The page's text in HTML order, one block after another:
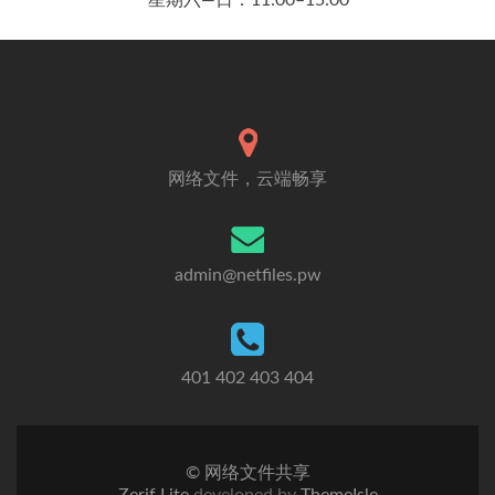
网络文件，云端畅享
admin@netfiles.pw
401 402 403 404
© 网络文件共享